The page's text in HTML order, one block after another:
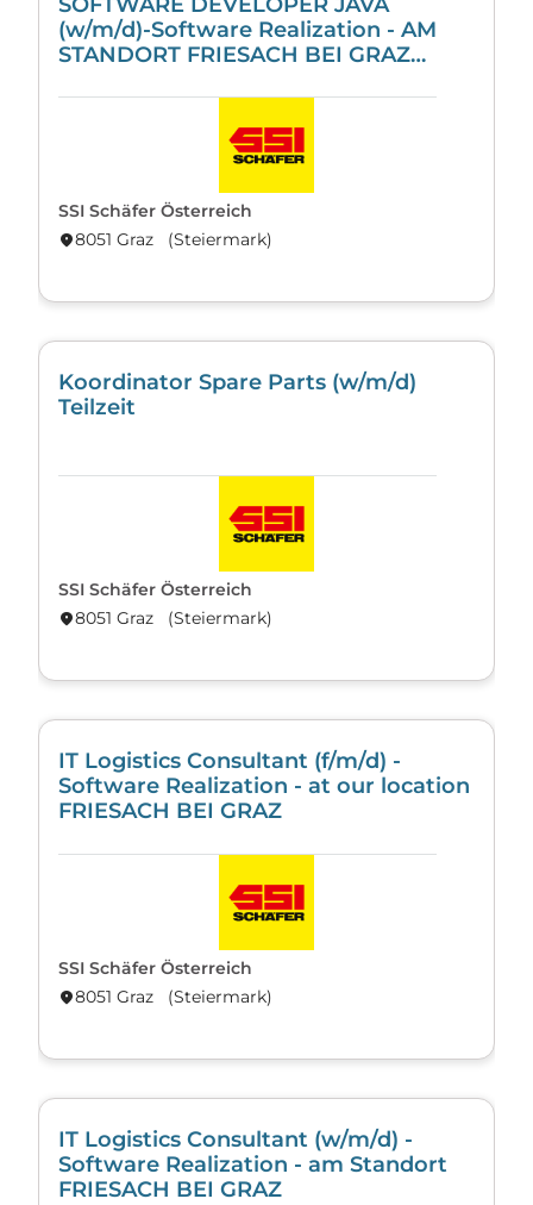
SSI Schäfer Österreich
location_on8051 Graz (Steier­mark)
(w/m/d)-Software Realization - AM
STANDORT FRIESACH BEI GRAZ
SSI Schäfer Österreich
location_on8051 Graz (Steier­mark)
Koordinator Spare Parts (w/m/d)
Teilzeit
SSI Schäfer Österreich
location_on8051 Graz (Steier­mark)
IT Logistics Consultant (f/m/d) -
Software Realization - at our location
FRIESACH BEI GRAZ
IT Logistics Consultant (w/m/d) -
Software Realization - am Standort
FRIESACH BEI GRAZ